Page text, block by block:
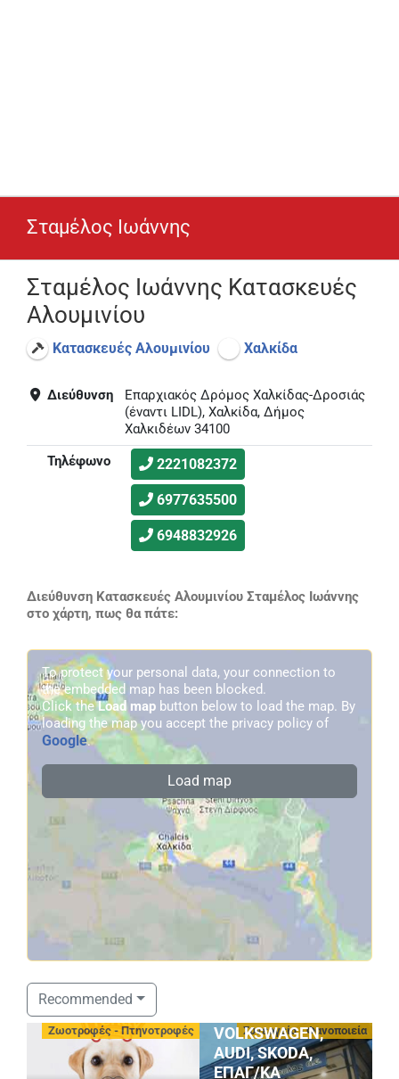
Σταμέλος Ιωάννης
Σταμέλος Ιωάννης Κατασκευές
Αλουμινίου
Κατασκευές Αλουμινίου Χαλκίδα
Διεύθυνση
Επαρχιακός Δρόμος Χαλκίδας-Δροσιάς
(έναντι LIDL), Χαλκίδα, Δήμος
Χαλκιδέων 34100
Τηλέφωνο
2221082372
6977635500
6948832926
Διεύθυνση Κατασκευές Αλουμινίου Σταμέλος Ιωάννης
στο χάρτη, πως θα πάτε:
To protect your personal data, your connection to
the embedded map has been blocked.
Click theLoad map button below to load the map. By
loading the map you accept the privacy policy of
Google.
Load map
Recommended
Ζωοτροφές - Πτηνοτροφές Συνεργεία - Φανοποιεία
VOLKSWAGEN,
AUDI, SKODA,
ΕΠΑΓ/ΚΑ